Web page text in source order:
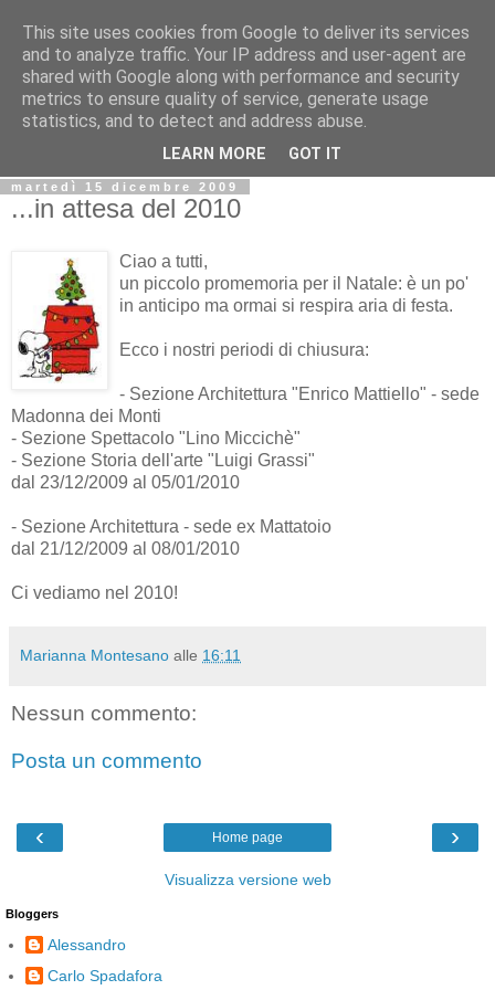
Biblio@rti in
Il Blog della Biblioteca di Area delle arti per condividere
informazioni iniziative incontri
martedì 15 dicembre 2009
...in attesa del 2010
Ciao a tutti,
un piccolo promemoria per il Natale: è un po'
in anticipo ma ormai si respira aria di festa.
Ecco i nostri periodi di chiusura:
- Sezione Architettura "Enrico Mattiello" - sede
Madonna dei Monti
- Sezione Spettacolo "Lino Miccichè"
- Sezione Storia dell'arte "Luigi Grassi"
dal 23/12/2009 al 05/01/2010
- Sezione Architettura - sede ex Mattatoio
dal 21/12/2009 al 08/01/2010
Ci vediamo nel 2010!
Marianna Montesano alle 16:11
Nessun commento:
Posta un commento
‹ ›
Home page
Visualizza versione web
Bloggers
Alessandro
Carlo Spadafora
This site uses cookies from Google to deliver its services
and to analyze traffic. Your IP address and user-agent are
shared with Google along with performance and security
metrics to ensure quality of service, generate usage
statistics, and to detect and address abuse.
LEARN MORE GOT IT